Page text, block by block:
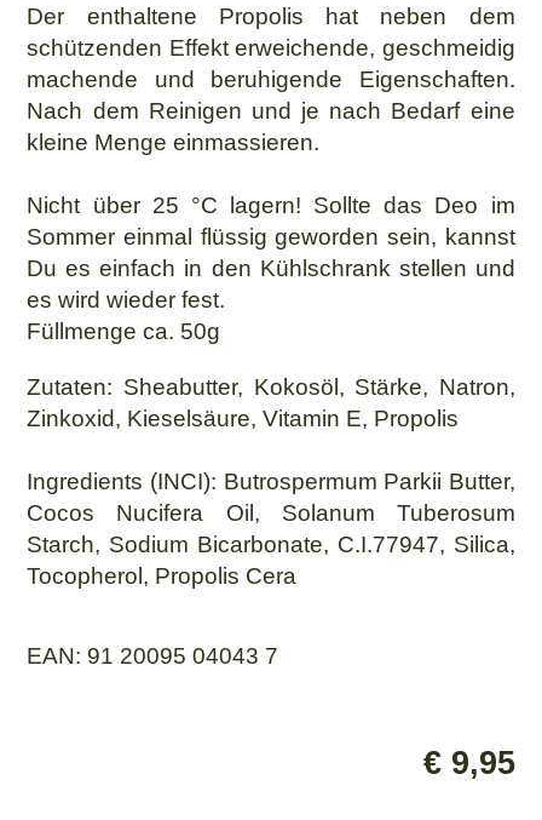
Der enthaltene Propolis hat neben dem
schützenden Effekt erweichende, geschmeidig
machende und beruhigende Eigenschaften.
Nach dem Reinigen und je nach Bedarf eine
kleine Menge einmassieren.
Nicht über 25 °C lagern! Sollte das Deo im
Sommer einmal flüssig geworden sein, kannst
Du es einfach in den Kühlschrank stellen und
es wird wieder fest.
Füllmenge ca. 50g
Zutaten: Sheabutter, Kokosöl, Stärke, Natron,
Zinkoxid, Kieselsäure, Vitamin E, Propolis
Ingredients (INCI): Butrospermum Parkii Butter,
Cocos Nucifera Oil, Solanum Tuberosum
Starch, Sodium Bicarbonate, C.I.77947, Silica,
Tocopherol, Propolis Cera
EAN: 91 20095 04043 7
€ 9,95